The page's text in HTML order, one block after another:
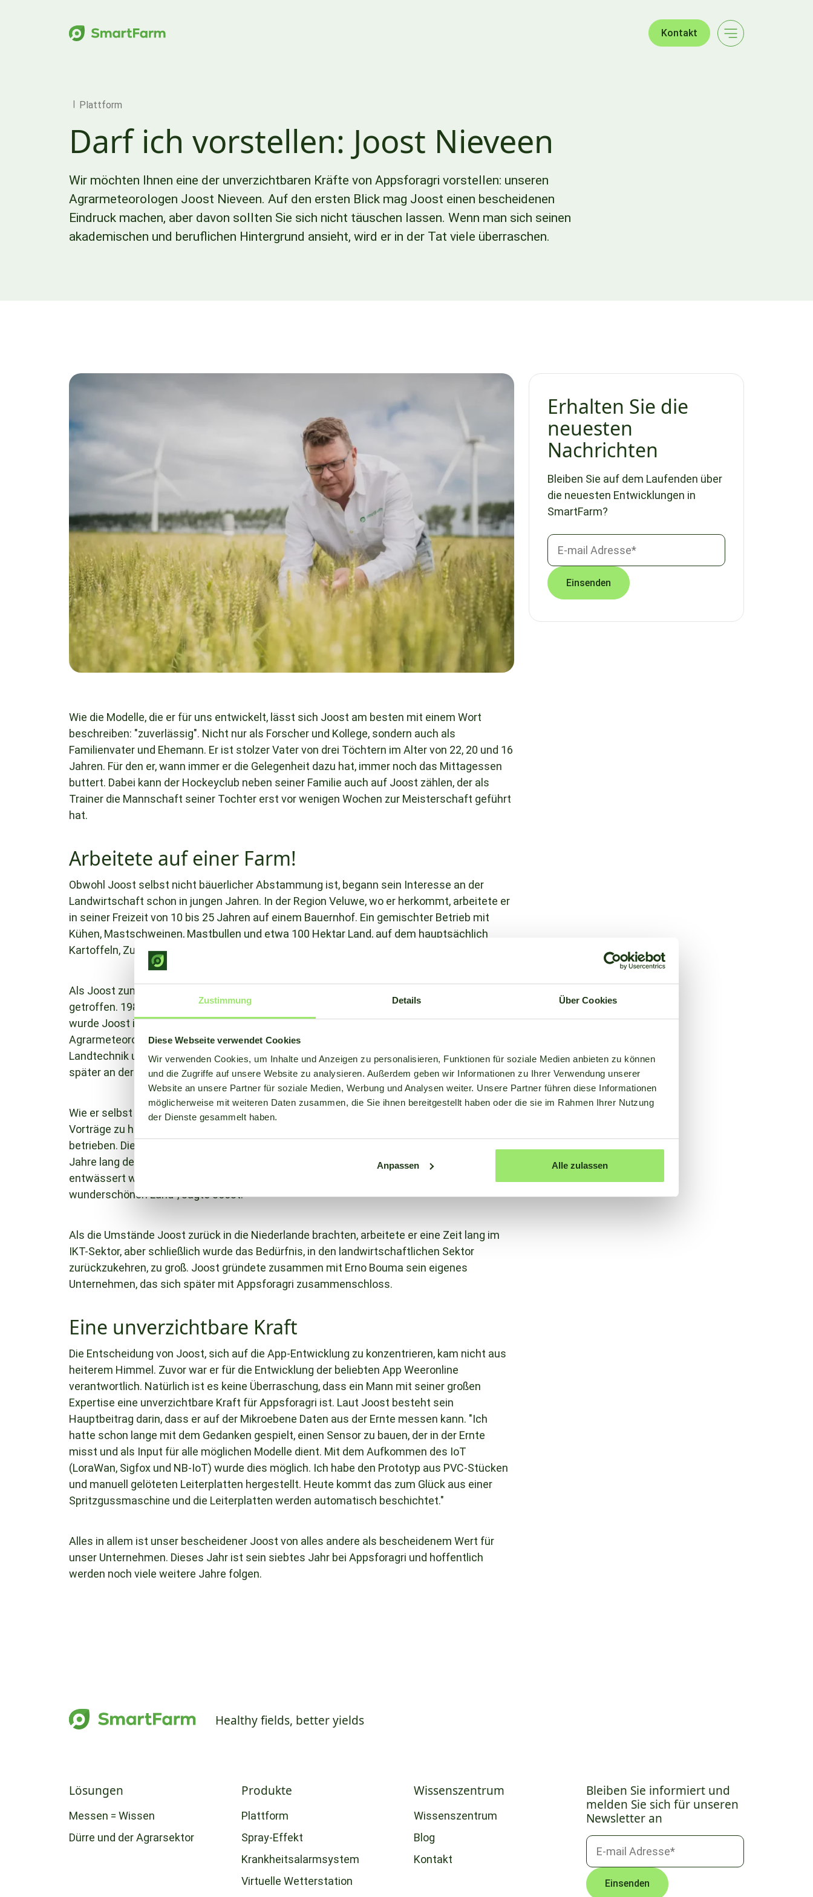
Zustimmung Details Über Cookies
Diese Webseite verwendet Cookies
Wir verwenden Cookies, um Inhalte und Anzeigen zu personalisieren, Funktionen für soziale Medien anbieten zu können
und die Zugriffe auf unsere Website zu analysieren. Außerdem geben wir Informationen zu Ihrer Verwendung unserer
Website an unsere Partner für soziale Medien, Werbung und Analysen weiter. Unsere Partner führen diese Informationen
möglicherweise mit weiteren Daten zusammen, die Sie ihnen bereitgestellt haben oder die sie im Rahmen Ihrer Nutzung
der Dienste gesammelt haben.
Anpassen Alle zulassen
Kontakt
Plattform
Darf ich vorstellen: Joost Nieveen
Wir möchten Ihnen eine der unverzichtbaren Kräfte von Appsforagri vorstellen: unseren
Agrarmeteorologen Joost Nieveen. Auf den ersten Blick mag Joost einen bescheidenen
Eindruck machen, aber davon sollten Sie sich nicht täuschen lassen. Wenn man sich seinen
akademischen und beruflichen Hintergrund ansieht, wird er in der Tat viele überraschen.
Wie die Modelle, die er für uns entwickelt, lässt sich Joost am besten mit einem Wort
beschreiben: "zuverlässig". Nicht nur als Forscher und Kollege, sondern auch als
Familienvater und Ehemann. Er ist stolzer Vater von drei Töchtern im Alter von 22, 20 und 16
Jahren. Für den er, wann immer er die Gelegenheit dazu hat, immer noch das Mittagessen
buttert. Dabei kann der Hockeyclub neben seiner Familie auch auf Joost zählen, der als
Trainer die Mannschaft seiner Tochter erst vor wenigen Wochen zur Meisterschaft geführt
hat.
Arbeitete auf einer Farm!
Obwohl Joost selbst nicht bäuerlicher Abstammung ist, begann sein Interesse an der
Landwirtschaft schon in jungen Jahren. In der Region Veluwe, wo er herkommt, arbeitete er
in seiner Freizeit von 10 bis 25 Jahren auf einem Bauernhof. Ein gemischter Betrieb mit
Kühen, Mastschweinen, Mastbullen und etwa 100 Hektar Land, auf dem hauptsächlich
Kartoffeln, Zuckerrüben, Gerste und Mais angebaut wurden.
Als Joost zum Studium ging, war die Wahl der Landwirtschaftsschule daher auch schnell
getroffen. 1987 begann er hier in Wageningen ein Studium des Agraringenieurwesens. Dort
wurde Joost in das Fach Meteorologie eingeführt, was schon bald sein Interesse an der
Agrarmeteorologie weckte. Schließlich absolvierte er gleich zwei Studiengänge gleichzeitig:
Landtechnik und Boden-Wasser-Atmosphäre. Als Sahnehäubchen hat Joost einige Jahre
später an der Universität Wageningen im Fachbereich Meteorologie promoviert.
Wie er selbst zugibt, recherchiert Joost gerne und zieht es vor, zu präsentieren oder
Vorträge zu halten. Während seiner Zeit in Wageningen hat er eine Menge Spitzenforschung
betrieben. Diese akademische Qualität führte ihn sogar nach Neuseeland, wo er mehrere
Jahre lang den Zustand von Torfgebieten untersuchte, die für die Landwirtschaft
entwässert wurden. "Eine fantastische Zeit mit erstklassigen Kollegen in einem
wunderschönen Land", sagte Joost.
Als die Umstände Joost zurück in die Niederlande brachten, arbeitete er eine Zeit lang im
IKT-Sektor, aber schließlich wurde das Bedürfnis, in den landwirtschaftlichen Sektor
zurückzukehren, zu groß. Joost gründete zusammen mit Erno Bouma sein eigenes
Unternehmen, das sich später mit Appsforagri zusammenschloss.
Eine unverzichtbare Kraft
Die Entscheidung von Joost, sich auf die App-Entwicklung zu konzentrieren, kam nicht aus
heiterem Himmel. Zuvor war er für die Entwicklung der beliebten App Weeronline
verantwortlich. Natürlich ist es keine Überraschung, dass ein Mann mit seiner großen
Expertise eine unverzichtbare Kraft für Appsforagri ist. Laut Joost besteht sein
Hauptbeitrag darin, dass er auf der Mikroebene Daten aus der Ernte messen kann. "Ich
hatte schon lange mit dem Gedanken gespielt, einen Sensor zu bauen, der in der Ernte
misst und als Input für alle möglichen Modelle dient. Mit dem Aufkommen des IoT
(LoraWan, Sigfox und NB-IoT) wurde dies möglich. Ich habe den Prototyp aus PVC-Stücken
und manuell gelöteten Leiterplatten hergestellt. Heute kommt das zum Glück aus einer
Spritzgussmaschine und die Leiterplatten werden automatisch beschichtet."
Alles in allem ist unser bescheidener Joost von alles andere als bescheidenem Wert für
unser Unternehmen. Dieses Jahr ist sein siebtes Jahr bei Appsforagri und hoffentlich
werden noch viele weitere Jahre folgen.
Erhalten Sie die
neuesten
Nachrichten
Bleiben Sie auf dem Laufenden über
die neuesten Entwicklungen in
SmartFarm?
Healthy fields, better yields
Lösungen
Messen = Wissen
Dürre und der Agrarsektor
Produkte
Plattform
Spray-Effekt
Krankheitsalarmsystem
Virtuelle Wetterstation
Wissenszentrum
Wissenszentrum
Blog
Kontakt
Bleiben Sie informiert und
melden Sie sich für unseren
Newsletter an